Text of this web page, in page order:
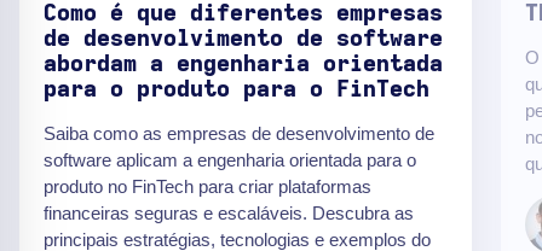
Como é que diferentes empresas
de desenvolvimento de software
abordam a engenharia orientada
para o produto para o FinTech
Saiba como as empresas de desenvolvimento de
software aplicam a engenharia orientada para o
produto no FinTech para criar plataformas
financeiras seguras e escaláveis. Descubra as
principais estratégias, tecnologias e exemplos do